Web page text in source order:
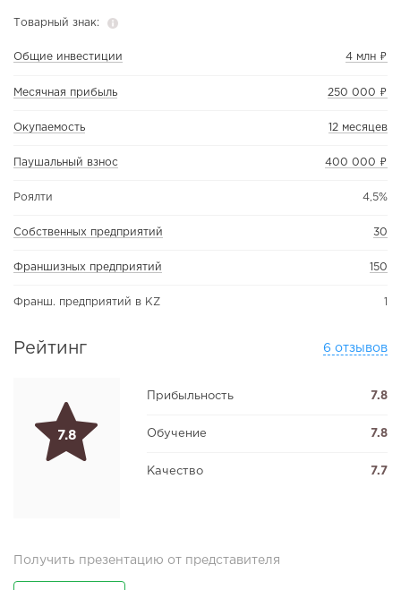
Товарный знак:
Общие инвестиции 4 млн ₽
Месячная прибыль 250 000 ₽
Окупаемость 12 месяцев
Паушальный взнос 400 000 ₽
Роялти 4,5%
Собственных предприятий 30
Франшизных предприятий 150
Франш. предприятий в KZ 1
Рейтинг 6 отзывов
7.8
Прибыльность 7.8
Обучение 7.8
Качество 7.7
Получить презентацию от представителя